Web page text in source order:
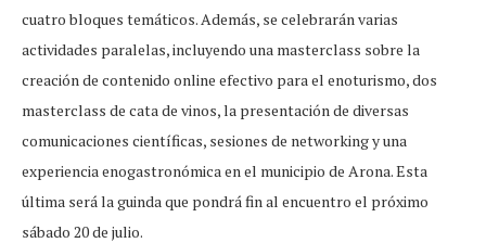
cuatro bloques temáticos. Además, se celebrarán varias
actividades paralelas, incluyendo una masterclass sobre la
creación de contenido online efectivo para el enoturismo, dos
masterclass de cata de vinos, la presentación de diversas
comunicaciones científicas, sesiones de networking y una
experiencia enogastronómica en el municipio de Arona. Esta
última será la guinda que pondrá fin al encuentro el próximo
sábado 20 de julio.